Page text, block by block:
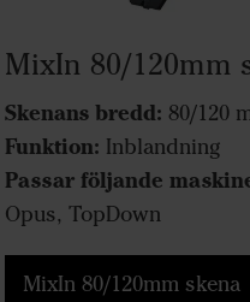
MixIn 80/120mm
Skenans bredd: 80/120
Funktion: Inblandning
Passar följande
Opus, TopDown
MixIn 80/120mm skena